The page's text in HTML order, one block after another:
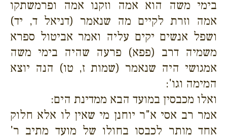
בימי משה הוא אמה וזקנו אמה ופרמשתקו
אמה וזרת לקיים מה שנאמר (דניאל ד, יד)
ושפל אנשים יקים עליה ואמר אביטול ספרא
משמיה דרב (פפא) פרעה שהיה בימי משה
אמגושי היה שנאמר (שמות ז, טו) הנה יוצא
המימה וגו':
ואלו מכבסין במועד הבא ממדינת הים:
אמר רב אסי א"ר יוחנן מי שאין לו אלא חלוק
אחד מותר לכבסו בחולו של מועד מתיב ר'